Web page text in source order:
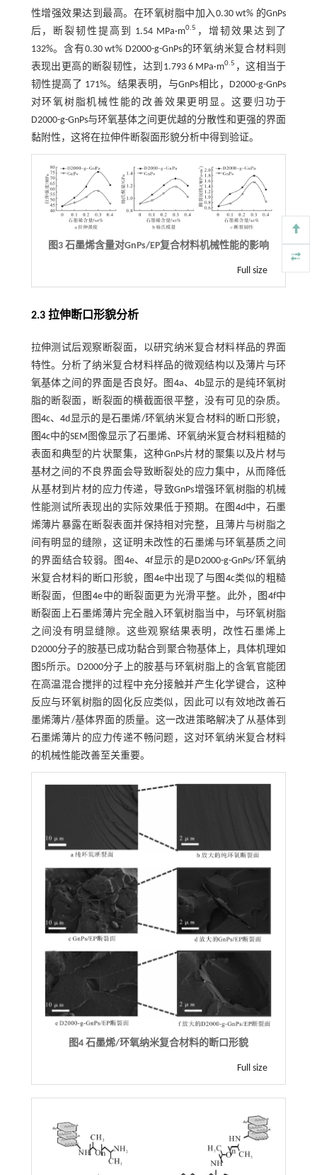
性增强效果达到最高。在环氧树脂中加入0.30 wt% 的GnPs
后，断裂韧性提高到 1.54 MPa·m0.5 ，增韧效果达到了
132%。含有0.30 wt% D2000-g-GnPs的环氧纳米复合材料则
表现出更高的断裂韧性，达到1.793 6 MPa·m0.5 ，这相当于
韧性提高了 171%。结果表明，与GnPs相比，D2000-g-GnPs
对环氧树脂机械性能的改善效果更明显。这要归功于
D2000-g-GnPs与环氧基体之间更优越的分散性和更强的界面
黏附性，这将在拉伸件断裂面形貌分析中得到验证。
图3 石墨烯含量对GnPs/EP复合材料机械性能的影响
Full size
2.3 拉伸断口形貌分析
拉伸测试后观察断裂面，以研究纳米复合材料样品的界面
特性。分析了纳米复合材料样品的微观结构以及薄片与环
氧基体之间的界面是否良好。图 4a、 4b显示的是纯环氧树
脂的断裂面，断裂面的横截面很平整，没有可见的杂质。
图4c、4d显示的是石墨烯/环氧纳米复合材料的断口形貌，
图4c中的SEM图像显示了石墨烯、环氧纳米复合材料粗糙的
表面和典型的片状聚集，这种GnPs片材的聚集以及片材与
基材之间的不良界面会导致断裂处的应力集中，从而降低
从基材到片材的应力传递，导致GnPs增强环氧树脂的机械
性能测试所表现出的实际效果低于预期。在 图4d中，石墨
烯薄片暴露在断裂表面并保持相对完整，且薄片与树脂之
间有明显的缝隙，这证明未改性的石墨烯与环氧基质之间
的界面结合较弱。图 4e、4f显示的是D2000-g-GnPs/环氧纳
米复合材料的断口形貌，
图4e中出现了与 图4c类似的粗糙
断裂面，但图4e中的断裂面更为光滑平整。此外， 图4f中
断裂面上石墨烯薄片完全融入环氧树脂当中，与环氧树脂
之间没有明显缝隙。这些观察结果表明，改性石墨烯上
D2000分子的胺基已成功黏合到聚合物基体上，具体机理如
图5所示。D2000分子上的胺基与环氧树脂上的含氧官能团
在高温混合搅拌的过程中充分接触并产生化学键合，这种
反应与环氧树脂的固化反应类似，因此可以有效地改善石
墨烯薄片/基体界面的质量。这一改进策略解决了从基体到
石墨烯薄片的应力传递不畅问题，这对环氧纳米复合材料
的机械性能改善至关重要。
图4 石墨烯/环氧纳米复合材料的断口形貌
Full size